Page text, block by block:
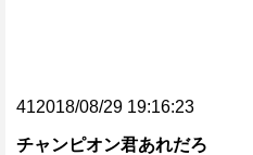
412018/08/29 19:16:23
チャンピオン君あれだろ